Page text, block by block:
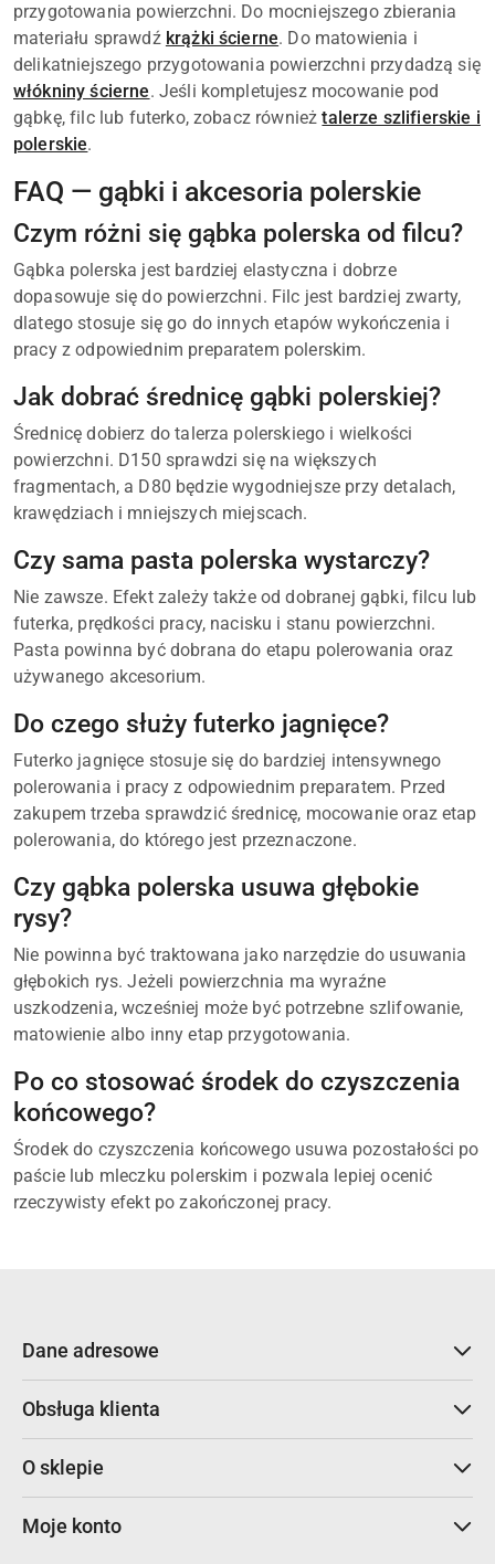
przygotowania powierzchni. Do mocniejszego zbierania
materiału sprawdź krążki ścierne. Do matowienia i
delikatniejszego przygotowania powierzchni przydadzą się
włókniny ścierne. Jeśli kompletujesz mocowanie pod
gąbkę, filc lub futerko, zobacz równieżtalerze szlifierskie i
polerskie.
FAQ — gąbki i akcesoria polerskie
Czym różni się gąbka polerska od filcu?
Gąbka polerska jest bardziej elastyczna i dobrze
dopasowuje się do powierzchni. Filc jest bardziej zwarty,
dlatego stosuje się go do innych etapów wykończenia i
pracy z odpowiednim preparatem polerskim.
Jak dobrać średnicę gąbki polerskiej?
Średnicę dobierz do talerza polerskiego i wielkości
powierzchni. D150 sprawdzi się na większych
fragmentach, a D80 będzie wygodniejsze przy detalach,
krawędziach i mniejszych miejscach.
Czy sama pasta polerska wystarczy?
Nie zawsze. Efekt zależy także od dobranej gąbki, filcu lub
futerka, prędkości pracy, nacisku i stanu powierzchni.
Pasta powinna być dobrana do etapu polerowania oraz
używanego akcesorium.
Do czego służy futerko jagnięce?
Futerko jagnięce stosuje się do bardziej intensywnego
polerowania i pracy z odpowiednim preparatem. Przed
zakupem trzeba sprawdzić średnicę, mocowanie oraz etap
polerowania, do którego jest przeznaczone.
Czy gąbka polerska usuwa głębokie
rysy?
Nie powinna być traktowana jako narzędzie do usuwania
głębokich rys. Jeżeli powierzchnia ma wyraźne
uszkodzenia, wcześniej może być potrzebne szlifowanie,
matowienie albo inny etap przygotowania.
Po co stosować środek do czyszczenia
końcowego?
Środek do czyszczenia końcowego usuwa pozostałości po
paście lub mleczku polerskim i pozwala lepiej ocenić
rzeczywisty efekt po zakończonej pracy.
Dane adresowe
Obsługa klienta
O sklepie
Moje konto